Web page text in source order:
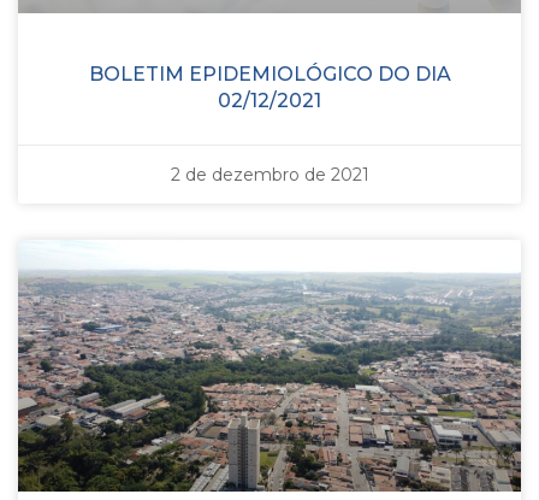
BOLETIM EPIDEMIOLÓGICO DO DIA
02/12/2021
2 de dezembro de 2021